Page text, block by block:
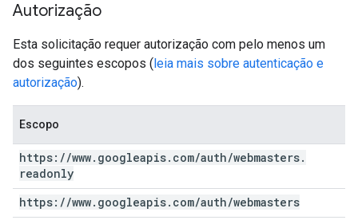
Autorização
Esta solicitação requer autorização com pelo menos um
dos seguintes escopos (leia mais sobre autenticação e
autorização).
Escopo
https: //www. googleapis. com/auth/webmasters.
readonly
https: //www. googleapis. com/auth/webmasters